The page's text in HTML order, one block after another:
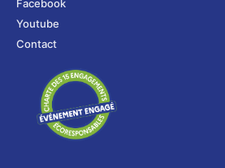
Facebook
Youtube
Contact